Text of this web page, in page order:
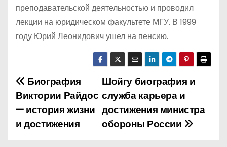
преподавательской деятельностью и проводил
лекции на юридическом факультете МГУ. В 1999
году Юрий Леонидович ушел на пенсию.
Н
а
в
Шойгу биография и
служба карьера и
достижения министра
обороны России
Биография
Виктории Райдос
— история жизни
и достижения